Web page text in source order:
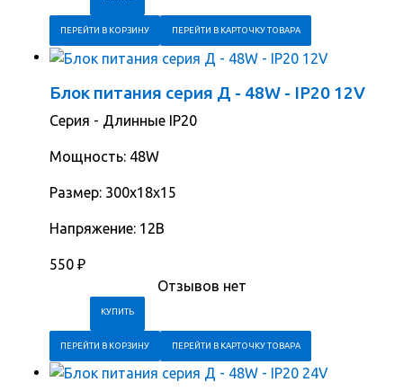
ПЕРЕЙТИ В КОРЗИНУ ПЕРЕЙТИ В КАРТОЧКУ ТОВАРА
Блок питания серия Д - 48W - IP20 12V
Серия - Длинные IP20
Мощность: 48W
Размер: 300х18х15
Напряжение: 12В
550 ₽
Отзывов нет
ПЕРЕЙТИ В КОРЗИНУ ПЕРЕЙТИ В КАРТОЧКУ ТОВАРА